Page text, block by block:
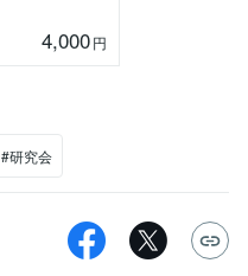
4,000円
#研究会